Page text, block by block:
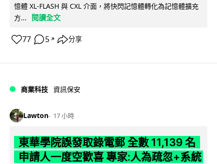
憶體 XL-FLASH 與 CXL 介面，將快閃記憶體轉化為記憶體擴充
方...
閱讀全文
77 5 ↗ 分享
商業科技 資訊保安
Lawton 17 小時
東華學院誤發取錄電郵 全數 11,139 名
申請人一度空歡喜 專家:人為疏忽+系統